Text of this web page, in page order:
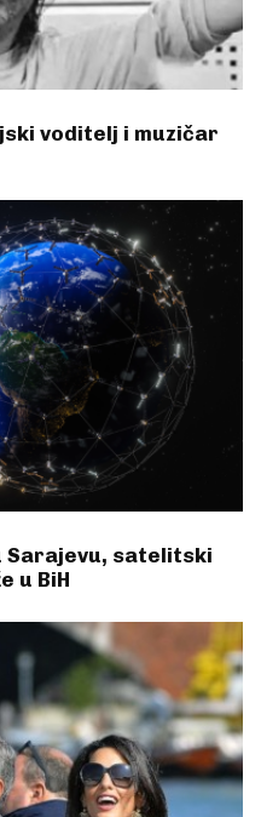
voditelj i muzičar
Sarajevu, satelitski
u BiH